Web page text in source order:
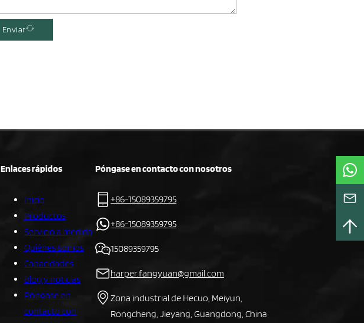
Enviar
Enlaces rápidos
Inicio
Productos
Servicio a medida
Quiénes somos
Capacidades
Blog y noticias
Póngase en
contacto con
Póngase en contacto con nosotros
+86-15089359795
+86-15089359795
15089359795
harper.fangyuan@gmail.com
Zona industrial de Hecuo, Meiyun,
Rongcheng, Jieyang, Guangdong, China